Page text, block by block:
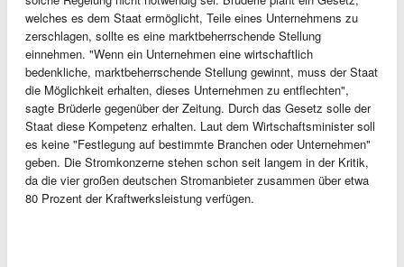
welches es dem Staat ermöglicht, Teile eines Unternehmens zu
zerschlagen, sollte es eine marktbeherrschende Stellung
einnehmen. "Wenn ein Unternehmen eine wirtschaftlich
bedenkliche, marktbeherrschende Stellung gewinnt, muss der Staat
die Möglichkeit erhalten, dieses Unternehmen zu entflechten",
sagte Brüderle gegenüber der Zeitung. Durch das Gesetz solle der
Staat diese Kompetenz erhalten. Laut dem Wirtschaftsminister soll
es keine "Festlegung auf bestimmte Branchen oder Unternehmen"
geben. Die Stromkonzerne stehen schon seit langem in der Kritik,
da die vier großen deutschen Stromanbieter zusammen über etwa
80 Prozent der Kraftwerksleistung verfügen.